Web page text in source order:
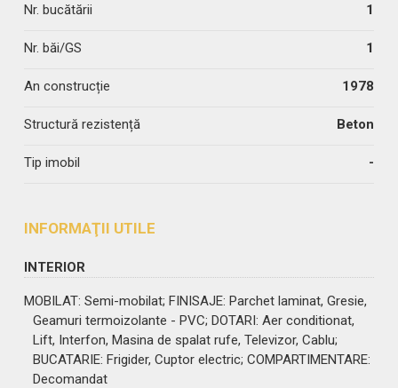
Nr. bucătării 1
Nr. băi/GS 1
An construcție 1978
Structură rezistență Beton
Tip imobil -
INFORMAŢII UTILE
INTERIOR
MOBILAT: Semi-mobilat; FINISAJE: Parchet laminat, Gresie,
Geamuri termoizolante - PVC; DOTARI: Aer conditionat,
Lift, Interfon, Masina de spalat rufe, Televizor, Cablu;
BUCATARIE: Frigider, Cuptor electric; COMPARTIMENTARE:
Decomandat